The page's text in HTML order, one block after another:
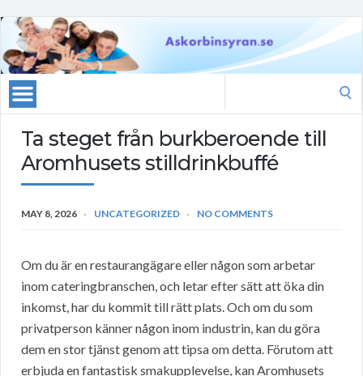
Ta steget från burkberoende till
Aromhusets stilldrinkbuffé
MAY 8, 2026 UNCATEGORIZED NO COMMENTS
Om du är en restaurangägare eller någon som arbetar
inom cateringbranschen, och letar efter sätt att öka din
inkomst, har du kommit till rätt plats. Och om du som
privatperson känner någon inom industrin, kan du göra
dem en stor tjänst genom att tipsa om detta. Förutom att
erbjuda en fantastisk smakupplevelse, kan Aromhusets